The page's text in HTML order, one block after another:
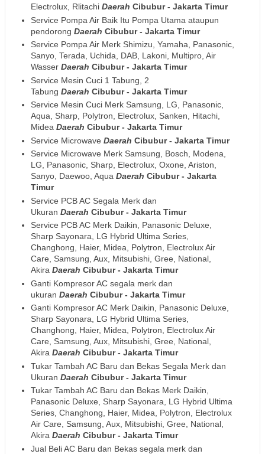
Electrolux, Rlitachi Daerah Cibubur - Jakarta Timur
Service Pompa Air Baik Itu Pompa Utama ataupun
pendorong Daerah Cibubur - Jakarta Timur
Service Pompa Air Merk Shimizu, Yamaha, Panasonic,
Sanyo, Terada, Uchida, DAB, Lakoni, Multipro, Air
Wasser Daerah Cibubur - Jakarta Timur
Service Mesin Cuci 1 Tabung, 2
Tabung Daerah Cibubur - Jakarta Timur
Service Mesin Cuci Merk Samsung, LG, Panasonic,
Aqua, Sharp, Polytron, Electrolux, Sanken, Hitachi,
Midea Daerah Cibubur - Jakarta Timur
Service Microwave Daerah Cibubur - Jakarta Timur
Service Microwave Merk Samsung, Bosch, Modena,
LG, Panasonic, Sharp, Electrolux, Oxone, Ariston,
Sanyo, Daewoo, Aqua Daerah Cibubur - Jakarta
Timur
Service PCB AC Segala Merk dan
Ukuran Daerah Cibubur - Jakarta Timur
Service PCB AC Merk Daikin, Panasonic Deluxe,
Sharp Sayonara, LG Hybrid Ultima Series,
Changhong, Haier, Midea, Polytron, Electrolux Air
Care, Samsung, Aux, Mitsubishi, Gree, National,
Akira Daerah Cibubur - Jakarta Timur
Ganti Kompresor AC segala merk dan
ukuran Daerah Cibubur - Jakarta Timur
Ganti Kompresor AC Merk Daikin, Panasonic Deluxe,
Sharp Sayonara, LG Hybrid Ultima Series,
Changhong, Haier, Midea, Polytron, Electrolux Air
Care, Samsung, Aux, Mitsubishi, Gree, National,
Akira Daerah Cibubur - Jakarta Timur
Tukar Tambah AC Baru dan Bekas Segala Merk dan
Ukuran Daerah Cibubur - Jakarta Timur
Tukar Tambah AC Baru dan Bekas Merk Daikin,
Panasonic Deluxe, Sharp Sayonara, LG Hybrid Ultima
Series, Changhong, Haier, Midea, Polytron, Electrolux
Air Care, Samsung, Aux, Mitsubishi, Gree, National,
Akira Daerah Cibubur - Jakarta Timur
Jual Beli AC Baru dan Bekas segala merk dan